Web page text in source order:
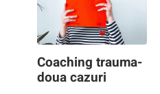
Coaching trauma-
doua cazuri